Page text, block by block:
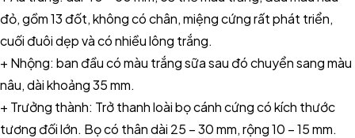
đỏ, gồm 13 đốt, không có chân, miệng cứng rất phát triển,
cuối đuôi dẹp và có nhiều lông trắng.
+ Nhộng: ban đầu có màu trắng sữa sau đó chuyển sang màu
nâu, dài khoảng 35 mm.
+ Trưởng thành: Trở thanh loài bọ cánh cứng có kích thước
tương đối lớn. Bọ có thân dài 25 – 30 mm, rộng 10 – 15 mm.